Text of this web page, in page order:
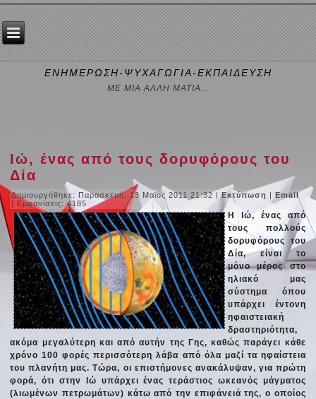
ΕΝΗΜΕΡΩΣΗ-ΨΥΧΑΓΩΓΙΑ-ΕΚΠΑΙΔΕΥΣΗ
ΜΕ ΜΙΑ ΑΛΛΗ ΜΑΤΙΑ...
Ιώ, ένας από τους δορυφόρους του
Δία
Δημιουργήθηκε: Παρασκευή, 13 Μαϊος 2011 21:32 |Εκτύπωση |Email
| Εμφανίσεις: 4185
Η Ιώ, ένας από
τους πολλούς
δορυφόρους του
Δία, είναι το
μόνο μέρος στο
ηλιακό μας
σύστημα όπου
υπάρχει έντονη
ηφαιστειακή
δραστηριότητα,
ακόμα μεγαλύτερη και από αυτήν της Γης, καθώς παράγει κάθε
χρόνο 100 φορές περισσότερη λάβα από όλα μαζί τα ηφαίστεια
του πλανήτη μας. Τώρα, οι επιστήμονες ανακάλυψαν, για πρώτη
φορά, ότι στην Ιώ υπάρχει ένας τεράστιος ωκεανός μάγματος
(λιωμένων πετρωμάτων) κάτω από την επιφάνειά της, ο οποίος